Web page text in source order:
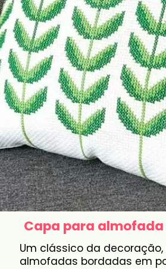
Capa para almofada
Um clássico da
almofadas bordadas em